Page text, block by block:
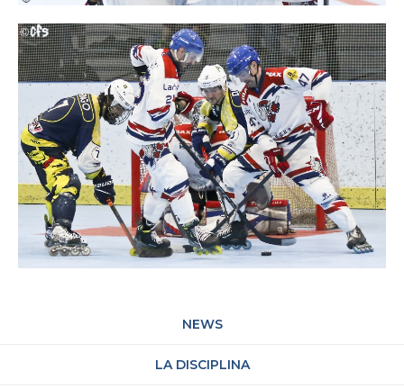
NEWS
LA DISCIPLINA